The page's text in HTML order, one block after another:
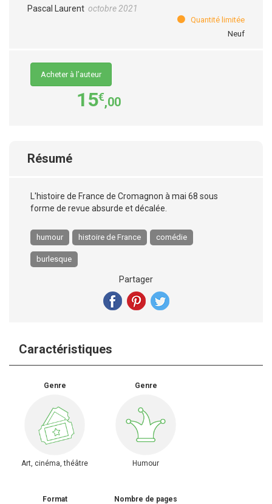
Pascal Laurent octobre 2021
Quantité limitée
Neuf
Acheter à l’auteur
15€,00
Résumé
L'histoire de France de Cromagnon à mai 68 sous
forme de revue absurde et décalée.
humour histoire de France comédie
burlesque
Partager
Caractéristiques
Genre
Art, cinéma, théâtre
Genre
Humour
Format Nombre de pages